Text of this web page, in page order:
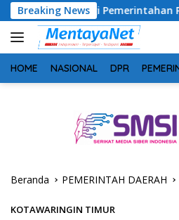
Langsung
ke
konten
Breaking News
Pemerintahan Penting untuk
HOME NASIONAL DPR
Beranda PEMERINTAH DAERAH
KOTAWARINGIN TIMUR